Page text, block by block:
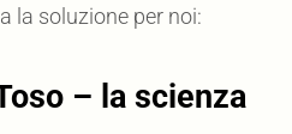
la soluzione per noi:
– la scienza